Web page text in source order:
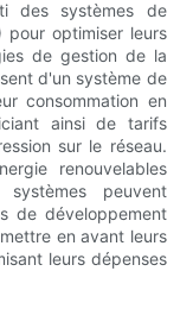
des systèmes de
pour optimiser leurs
de gestion de la
d'un système de
consommation en
ainsi de tarifs
sur le réseau.
renouvelables
peuvent
de développement
en avant leurs
leurs dépenses